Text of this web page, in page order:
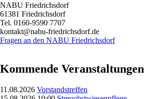
NABU Friedrichsdorf
61381 Friedrichsdorf
Tel. 0160-9590 7707
kontakt@nabu-friedrichsdorf.de
Fragen an den NABU Friedrichsdorf
Kommende Veranstaltungen
11.08.2026 Vorstandstreffen